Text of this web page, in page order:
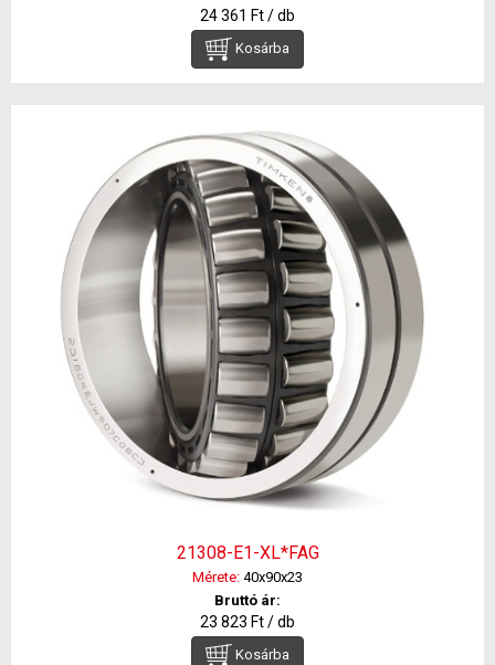
24 361 Ft / db
Kosárba
21308-E1-XL*FAG
Mérete: 40x90x23
Bruttó ár:
23 823 Ft / db
Kosárba